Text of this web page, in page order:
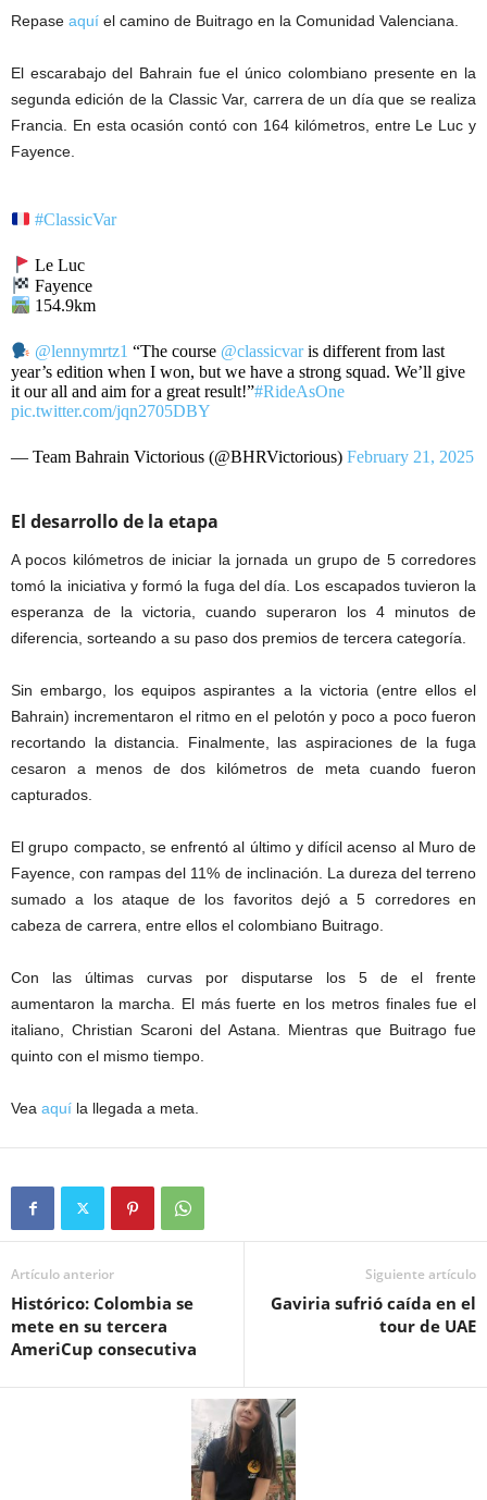
Repase aquí el camino de Buitrago en la Comunidad Valenciana.
El escarabajo del Bahrain fue el único colombiano presente en la
segunda edición de la Classic Var, carrera de un día que se realiza
Francia. En esta ocasión contó con 164 kilómetros, entre Le Luc y
Fayence.
#ClassicVar
Le Luc
Fayence
154.9km
@lennymrtz1 “The course @classicvaris different from last
year’s edition when I won, but we have a strong squad. We’ll give
it our all and aim for a great result!”#RideAsOne
pic.twitter.com/jqn2705DBY
— Team Bahrain Victorious (@BHRVictorious) February 21, 2025
El desarrollo de la etapa
A pocos kilómetros de iniciar la jornada un grupo de 5 corredores
tomó la iniciativa y formó la fuga del día. Los escapados tuvieron la
esperanza de la victoria, cuando superaron los 4 minutos de
diferencia, sorteando a su paso dos premios de tercera categoría.
Sin embargo, los equipos aspirantes a la victoria (entre ellos el
Bahrain) incrementaron el ritmo en el pelotón y poco a poco fueron
recortando la distancia. Finalmente, las aspiraciones de la fuga
cesaron a menos de dos kilómetros de meta cuando fueron
capturados.
El grupo compacto, se enfrentó al último y difícil acenso al Muro de
Fayence, con rampas del 11% de inclinación. La dureza del terreno
sumado a los ataque de los favoritos dejó a 5 corredores en
cabeza de carrera, entre ellos el colombiano Buitrago.
Con las últimas curvas por disputarse los 5 de el frente
aumentaron la marcha. El más fuerte en los metros finales fue el
italiano, Christian Scaroni del Astana. Mientras que Buitrago fue
quinto con el mismo tiempo.
Vea aquí la llegada a meta.
Artículo anterior
Histórico: Colombia se
mete en su tercera
AmeriCup consecutiva
Siguiente artículo
Gaviria sufrió caída en el
tour de UAE